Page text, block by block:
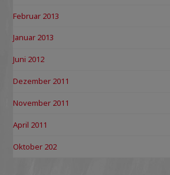
Februar 2013
Januar 2013
Juni 2012
Dezember 2011
November 2011
April 2011
Oktober 202